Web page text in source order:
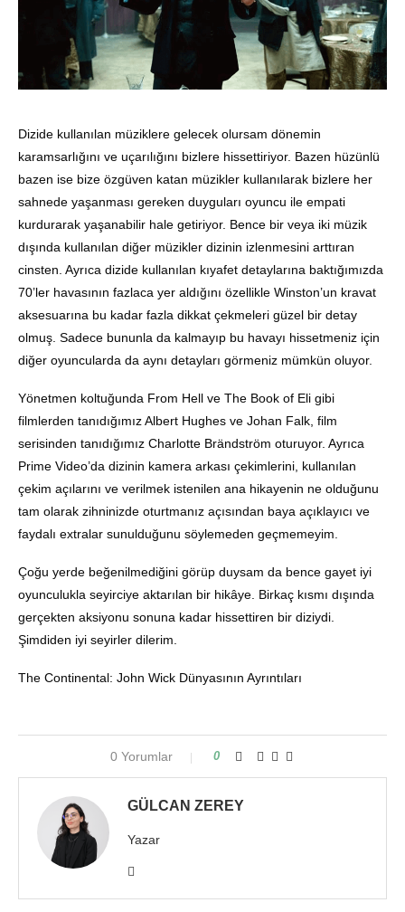
Dizide kullanılan müziklere gelecek olursam dönemin
karamsarlığını ve uçarılığını bizlere hissettiriyor. Bazen hüzünlü
bazen ise bize özgüven katan müzikler kullanılarak bizlere her
sahnede yaşanması gereken duyguları oyuncu ile empati
kurdurarak yaşanabilir hale getiriyor. Bence bir veya iki müzik
dışında kullanılan diğer müzikler dizinin izlenmesini arttıran
cinsten. Ayrıca dizide kullanılan kıyafet detaylarına baktığımızda
70’ler havasının fazlaca yer aldığını özellikle Winston’un kravat
aksesuarına bu kadar fazla dikkat çekmeleri güzel bir detay
olmuş. Sadece bununla da kalmayıp bu havayı hissetmeniz için
diğer oyuncularda da aynı detayları görmeniz mümkün oluyor.
Yönetmen koltuğunda From Hell ve The Book of Eli gibi
filmlerden tanıdığımız Albert Hughes ve Johan Falk, film
serisinden tanıdığımız Charlotte Brändström oturuyor. Ayrıca
Prime Video’da dizinin kamera arkası çekimlerini, kullanılan
çekim açılarını ve verilmek istenilen ana hikayenin ne olduğunu
tam olarak zihninizde oturtmanız açısından baya açıklayıcı ve
faydalı extralar sunulduğunu söylemeden geçmemeyim.
Çoğu yerde beğenilmediğini görüp duysam da bence gayet iyi
oyunculukla seyirciye aktarılan bir hikâye. Birkaç kısmı dışında
gerçekten aksiyonu sonuna kadar hissettiren bir diziydi.
Şimdiden iyi seyirler dilerim.
The Continental: John Wick Dünyasının Ayrıntıları
0 Yorumlar 0
GÜLCAN ZEREY
Yazar